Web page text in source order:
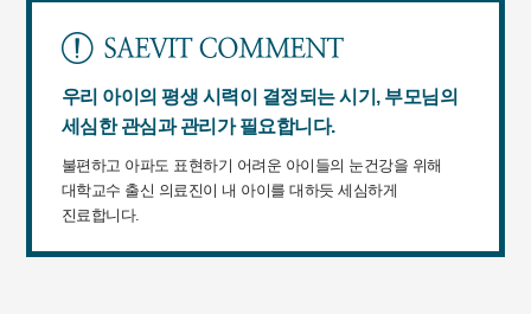
우리 아이의 평생 시력이 결정되는 시기, 부모님의
세심한 관심과 관리가 필요합니다.
불편하고 아파도 표현하기 어려운 아이들의 눈건강을 위해
대학교수 출신 의료진이 내 아이를 대하듯 세심하게
진료합니다.